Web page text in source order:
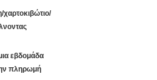
εβδομάδα
πληρωμή